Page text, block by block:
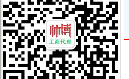
南京银行杭州分行财富中心升格为人银行中
海关到财富中心怎么走？-住哪网
中心服务外向型经济发展_财经评论（cjpl）
财富中心到海关公交_怎么坐车_怎么走_要
【北辰财富中心报关员人才网|北辰财富中
【兰州会展中心海关站50-70㎡楼盘|新房价
四媒体刊登财富集中高干子弟虚新闻被查处